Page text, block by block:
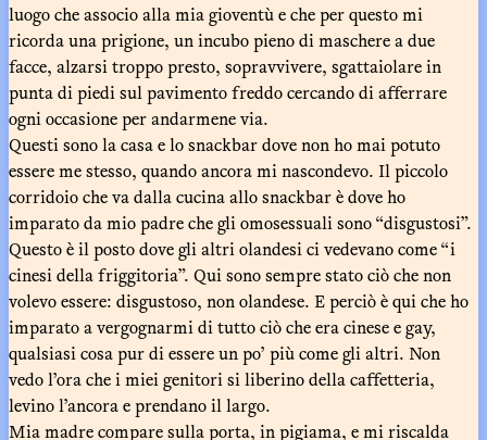
luogo che associo alla mia gioventù e che per questo mi
ricorda una prigione, un incubo pieno di maschere a due
facce, alzarsi troppo presto, sopravvivere, sgattaiolare in
punta di piedi sul pavimento freddo cercando di afferrare
ogni occasione per andarmene via.
Questi sono la casa e lo snackbar dove non ho mai potuto
essere me stesso, quando ancora mi nascondevo. Il piccolo
corridoio che va dalla cucina allo snackbar è dove ho
imparato da mio padre che gli omosessuali sono “disgustosi”.
Questo è il posto dove gli altri olandesi ci vedevano come “i
cinesi della friggitoria”. Qui sono sempre stato ciò che non
volevo essere: disgustoso, non olandese. E perciò è qui che ho
imparato a vergognarmi di tutto ciò che era cinese e gay,
qualsiasi cosa pur di essere un po’ più come gli altri. Non
vedo l’ora che i miei genitori si liberino della caffetteria,
levino l’ancora e prendano il largo.
Mia madre compare sulla porta, in pigiama, e mi riscalda